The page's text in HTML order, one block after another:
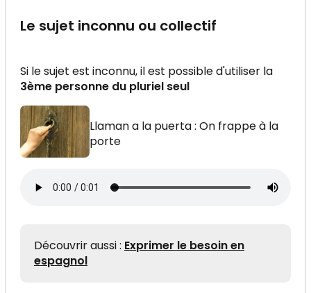
Le sujet inconnu ou collectif
Si le sujet est inconnu, il est possible d'utiliser la
3ème personne du pluriel seul
Llaman a la puerta : On frappe à la
porte
Découvrir aussi : Exprimer le besoin en
espagnol